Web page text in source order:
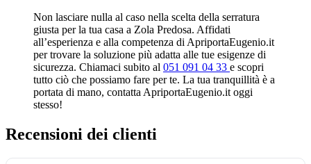
Non lasciare nulla al caso nella scelta della serratura
giusta per la tua casa a Zola Predosa. Affidati
all’esperienza e alla competenza di ApriportaEugenio.it
per trovare la soluzione più adatta alle tue esigenze di
sicurezza. Chiamaci subito al 051 091 04 33 e scopri
tutto ciò che possiamo fare per te. La tua tranquillità è a
portata di mano, contatta ApriportaEugenio.it oggi
stesso!
Recensioni dei clienti